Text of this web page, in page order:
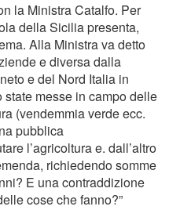
la Ministra Catalfo. Per
della Sicilia presenta,
Alla Ministra va detto
e diversa dalla
e del Nord Italia in
messe in campo delle
(vendemmia verde ecc.
pubblica
l’agricoltura e. dall’altro
richiedendo somme
E una contraddizione
cose che fanno?”